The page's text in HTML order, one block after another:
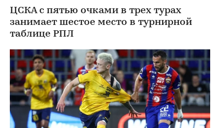
ЦСКА с пятью очками в трех турах
занимает шестое место в турнирной
таблице РПЛ